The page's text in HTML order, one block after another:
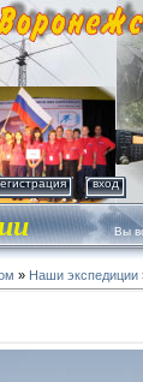
вход
Вы
» Наши экспедиции